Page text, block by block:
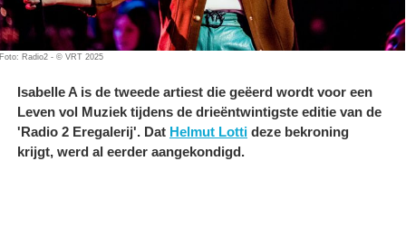
Foto: Radio2 - © VRT 2025
Isabelle A is de tweede artiest die geëerd wordt voor een
Leven vol Muziek tijdens de drieëntwintigste editie van de
'Radio 2 Eregalerij'. Dat Helmut Lotti deze bekroning
krijgt, werd al eerder aangekondigd.